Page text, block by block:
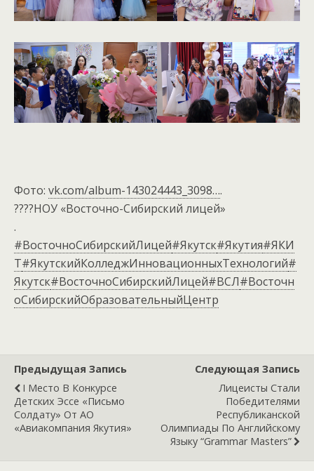
Фото: vk.com/album-143024443_3098….
????НОУ «Восточно-Сибирский лицей»
.
#ВосточноСибирскийЛицей#Якутск#Якутия#ЯКИ
Т#ЯкутскийКолледжИнновационныхТехнологий#
Якутск#ВосточноСибирскийЛицей#ВСЛ#Восточн
оСибирскийОбразовательныйЦентр
Предыдущая Запись
I Место В Конкурсе
Детских Эссе «Письмо
Солдату» От АО
«Авиакомпания Якутия»
Следующая Запись
Лицеисты Стали
Победителями
Республиканской
Олимпиады По Английскому
Языку “Grammar Masters”